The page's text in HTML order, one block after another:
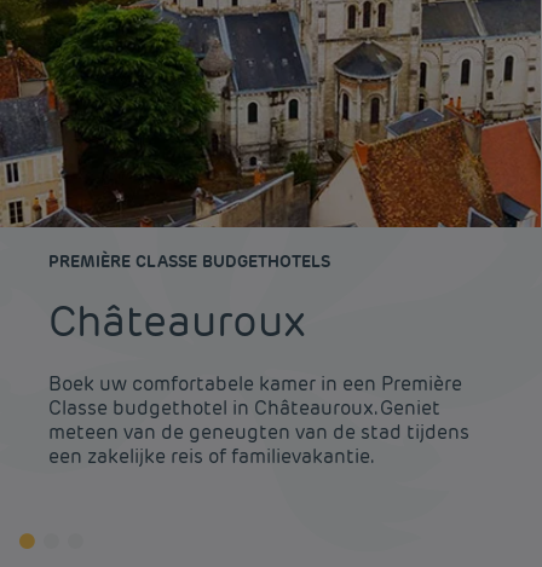
PREMIÈRE CLASSE BUDGETHOTELS
Châteauroux
Boek uw comfortabele kamer in een Première
Classe budgethotel in Châteauroux. Geniet
meteen van de geneugten van de stad tijdens
een zakelijke reis of familievakantie.